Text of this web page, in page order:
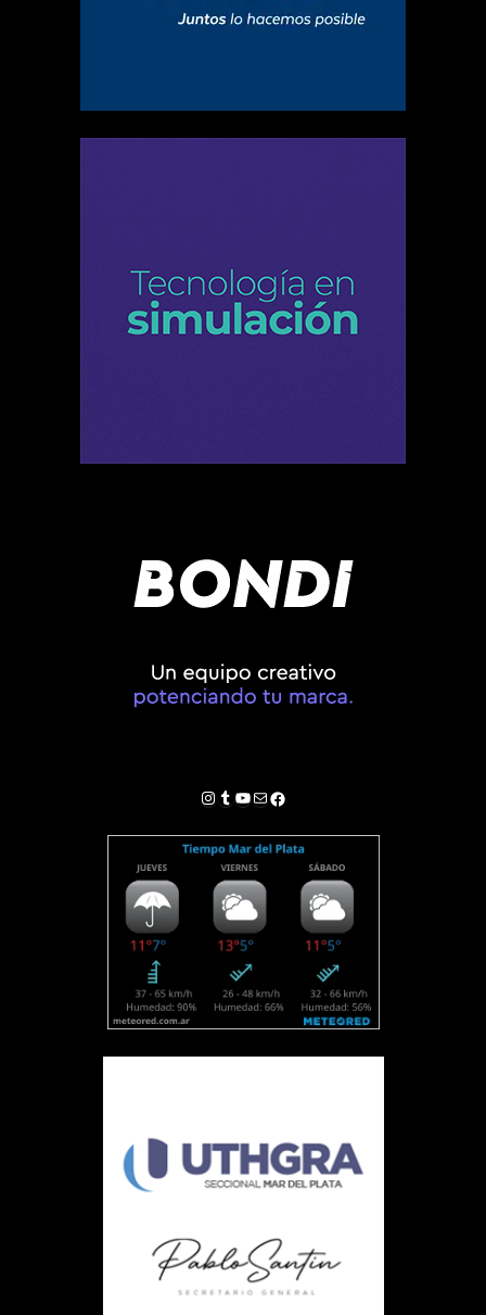
Instagram
Tumblr
YouTube
Correo electrónico
Facebook